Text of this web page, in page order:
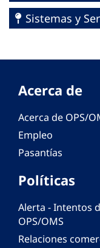
Sistemas y
Acerca de
Acerca de OPS/
Empleo
Pasantías
Políticas
Alerta - Intentos
OPS/OMS
Relaciones